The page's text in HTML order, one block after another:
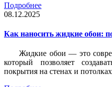
Подробнее
08.12.2025
Как наносить жидкие обои:
Жидкие обои — это
который позволяет
покрытия на стенах и потолках